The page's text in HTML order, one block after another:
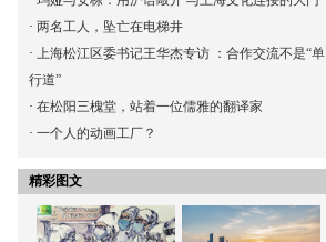
· 两名工人，坠亡在电梯井
· 上海松江区委书记王华杰专访 ：合作交流不是“单
行道”
· 在松阳三槐堂，站着一位儒雅的翻译家
· 一个人的动画工厂？
精彩图文